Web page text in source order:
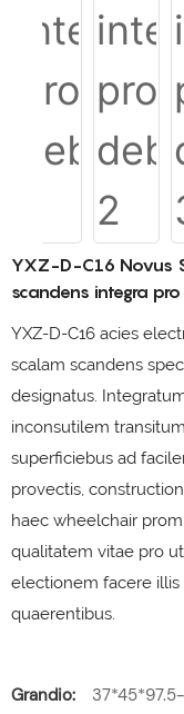
YXZ-D-C16 Novus
scandens integra
YXZ-D-C16 acies
scalam scandens
designatus.
inconsutilem
superficiebus ad
provectis,
haec wheelchair
qualitatem vitae pro
electionem facere
quaerentibus.
Grandio: